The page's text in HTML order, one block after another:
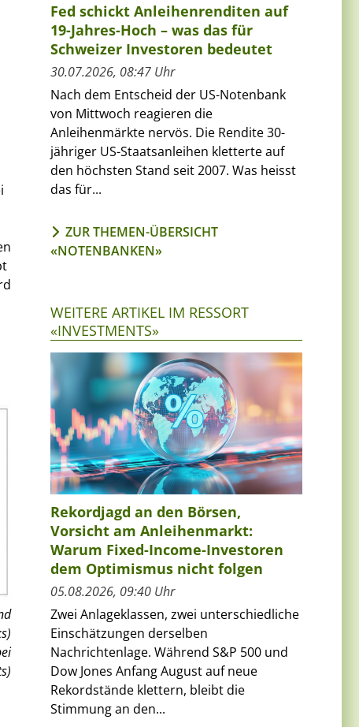
Fed schickt Anleihenrenditen auf
19-Jahres-Hoch – was das für
Schweizer Investoren bedeutet
30.07.2026, 08:47 Uhr
Nach dem Entscheid der US-Notenbank
von Mittwoch reagieren die
Anleihenmärkte nervös. Die Rendite 30-
jähriger US-Staatsanleihen kletterte auf
den höchsten Stand seit 2007. Was heisst
das für...
ZUR THEMEN-ÜBERSICHT
«NOTENBANKEN»
WEITERE ARTIKEL IM RESSORT
«INVESTMENTS»
Rekordjagd an den Börsen,
Vorsicht am Anleihenmarkt:
Warum Fixed-Income-Investoren
dem Optimismus nicht folgen
05.08.2026, 09:40 Uhr
Zwei Anlageklassen, zwei unterschiedliche
Einschätzungen derselben
Nachrichtenlage. Während S&P 500 und
Dow Jones Anfang August auf neue
Rekordstände klettern, bleibt die
Stimmung an den...